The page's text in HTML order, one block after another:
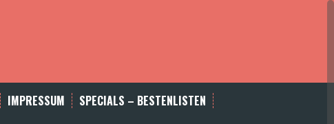
IMPRESSUM
SPECIALS – BESTENLISTEN